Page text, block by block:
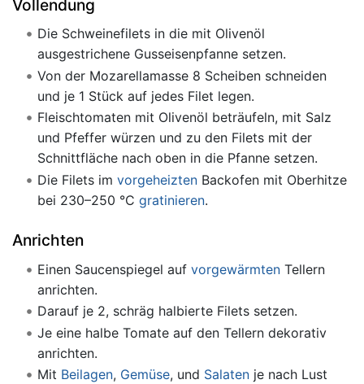
Vollendung
Die Schweinefilets in die mit Olivenöl
ausgestrichene Gusseisenpfanne setzen.
Von der Mozarellamasse 8 Scheiben schneiden
und je 1 Stück auf jedes Filet legen.
Fleischtomaten mit Olivenöl beträufeln, mit Salz
und Pfeffer würzen und zu den Filets mit der
Schnittfläche nach oben in die Pfanne setzen.
Die Filets im vorgeheiztenBackofen mit Oberhitze
bei 230–250 °C gratinieren.
Anrichten
Einen Saucenspiegel auf vorgewärmtenTellern
anrichten.
Darauf je 2, schräg halbierte Filets setzen.
Je eine halbe Tomate auf den Tellern dekorativ
anrichten.
Mit Beilagen, Gemüse, und Salatenje nach Lust